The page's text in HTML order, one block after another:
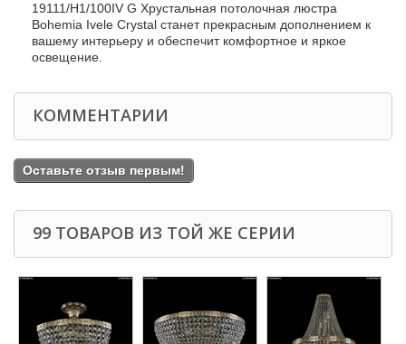
19111/H1/100IV G Хрустальная потолочная люстра
Bohemia Ivele Crystal станет прекрасным дополнением к
вашему интерьеру и обеспечит комфортное и яркое
освещение.
КОММЕНТАРИИ
Оставьте отзыв первым!
99 ТОВАРОВ ИЗ ТОЙ ЖЕ СЕРИИ